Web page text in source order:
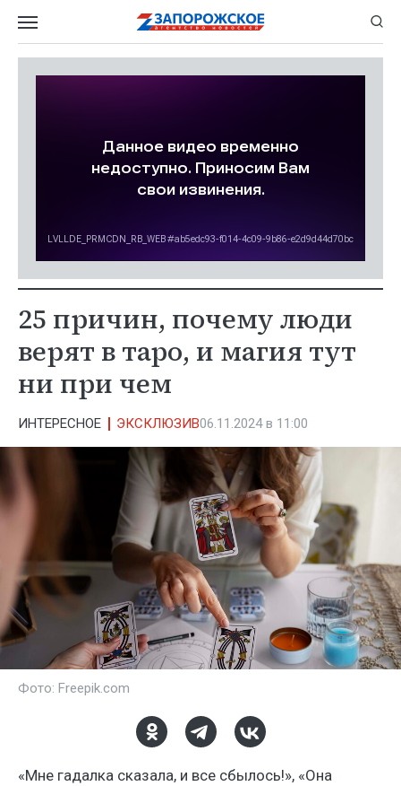
25 причин, почему люди
верят в таро, и магия тут
ни при чем
ИНТЕРЕСНОЕ ЭКСКЛЮЗИВ06.11.2024 в 11:00
Фото: Freepik.com
«Мне гадалка сказала, и все сбылось!», «Она